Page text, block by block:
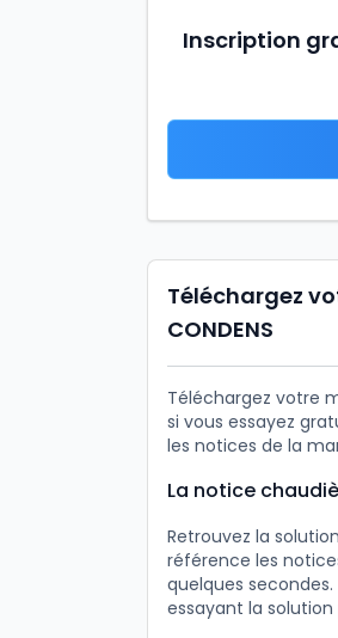
Inscription
Téléchargez
CONDENS
Téléchargez votre
si vous essayez
les notices de la
La notice
Retrouvez la
référence les
quelques
essayant la